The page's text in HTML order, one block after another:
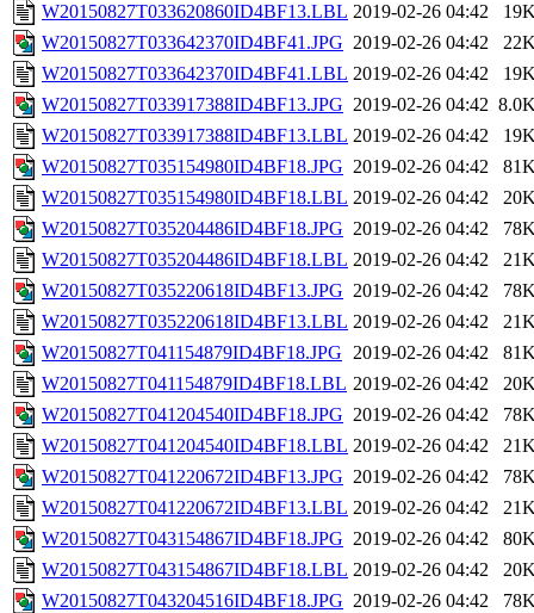
W20150827T033620860ID4BF13.LBL 2019-02-26 04:42
W20150827T033642370ID4BF41.JPG 2019-02-26 04:42
W20150827T033642370ID4BF41.LBL 2019-02-26 04:42
W20150827T033917388ID4BF13.JPG 2019-02-26 04:42
W20150827T033917388ID4BF13.LBL 2019-02-26 04:42
W20150827T035154980ID4BF18.JPG 2019-02-26 04:42
W20150827T035154980ID4BF18.LBL 2019-02-26 04:42
W20150827T035204486ID4BF18.JPG 2019-02-26 04:42
W20150827T035204486ID4BF18.LBL 2019-02-26 04:42
W20150827T035220618ID4BF13.JPG 2019-02-26 04:42
W20150827T035220618ID4BF13.LBL 2019-02-26 04:42
W20150827T041154879ID4BF18.JPG 2019-02-26 04:42
W20150827T041154879ID4BF18.LBL 2019-02-26 04:42
W20150827T041204540ID4BF18.JPG 2019-02-26 04:42
W20150827T041204540ID4BF18.LBL 2019-02-26 04:42
W20150827T041220672ID4BF13.JPG 2019-02-26 04:42
W20150827T041220672ID4BF13.LBL 2019-02-26 04:42
W20150827T043154867ID4BF18.JPG 2019-02-26 04:42
W20150827T043154867ID4BF18.LBL 2019-02-26 04:42
W20150827T043204516ID4BF18.JPG 2019-02-26 04:42